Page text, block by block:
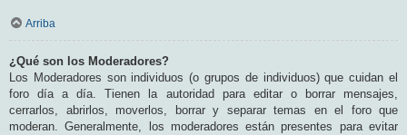
Arriba
¿Qué son los Moderadores?
Los Moderadores son individuos (o grupos de individuos) que cuidan el
foro día a día. Tienen la autoridad para editar o borrar mensajes,
cerrarlos, abrirlos, moverlos, borrar y separar temas en el foro que
moderan. Generalmente, los moderadores están presentes para evitar